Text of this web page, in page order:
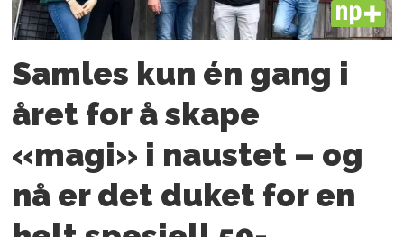
PLUS
Samles kun én gang i
året for å skape
«magi» i naustet – og
nå er det duket for en